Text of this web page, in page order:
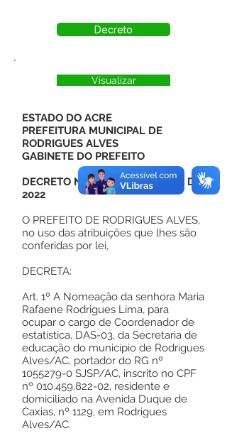
Decreto
Visualizar
ESTADO DO ACRE
PREFEITURA MUNICIPAL DE
RODRIGUES ALVES
GABINETE DO PREFEITO
DECRETO Nº 35, DE 01 DE ABRIL DE
2022
O PREFEITO DE RODRIGUES ALVES,
no uso das atribuições que lhes são
conferidas por lei,
DECRETA:
Art. 1º A Nomeação da senhora Maria
Rafaene Rodrigues Lima, para
ocupar o cargo de Coordenador de
estatística, DAS-03, da Secretaria de
educação do município de Rodrigues
Alves/AC, portador do RG nº
1055279-0 SJSP/AC, inscrito no CPF
nº 010.459.822-02, residente e
domiciliado na Avenida Duque de
Caxias, nº 1129, em Rodrigues
Alves/AC.